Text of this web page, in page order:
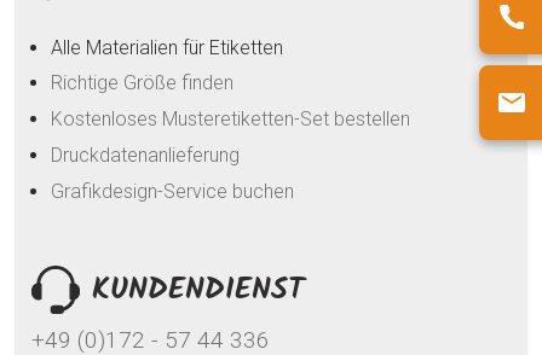
Alle Materialien für Etiketten
Richtige Größe finden
Kostenloses Musteretiketten-Set bestellen
Druckdatenanlieferung
Grafikdesign-Service buchen
KUNDENDIENST
+49 (0)172 - 57 44 336